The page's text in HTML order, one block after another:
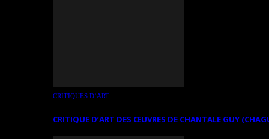
CRITIQUES D’ART
CRITIQUE D’ART DES ŒUVRES DE CHANTALE GUY